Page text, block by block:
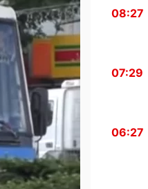
08:27
07:29
06:27